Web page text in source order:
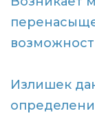
Излишек